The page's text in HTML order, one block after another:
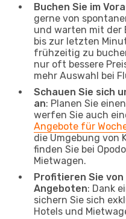
Buchen Sie im
gerne von
und warten mit der
bis zur letzten
frühzeitig zu
nur oft bessere
mehr Auswahl bei
Schauen Sie sich
an: Planen Sie
werfen Sie auch
Angebote für
die Umgebung von
finden Sie bei
Mietwagen.
Profitieren Sie von
Angeboten: Dank
sichern Sie sich
Hotels und